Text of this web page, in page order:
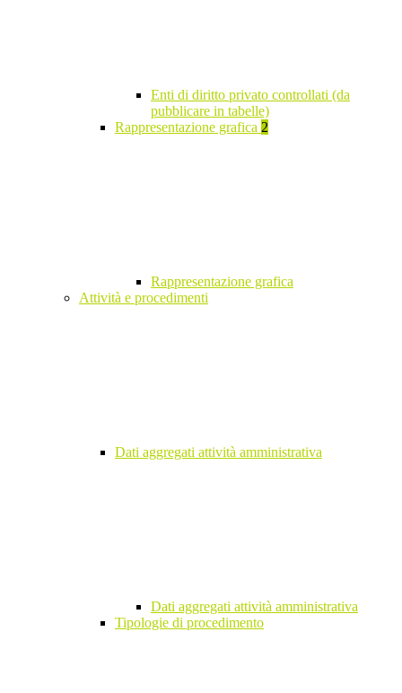
Enti di diritto privato controllati (da
pubblicare in tabelle)
Rappresentazione grafica 2
Rappresentazione grafica
Attività e procedimenti
Dati aggregati attività amministrativa
Dati aggregati attività amministrativa
Tipologie di procedimento